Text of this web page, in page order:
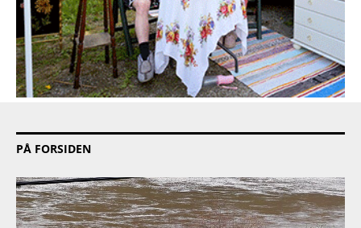
PÅ FORSIDEN
PRODUKT